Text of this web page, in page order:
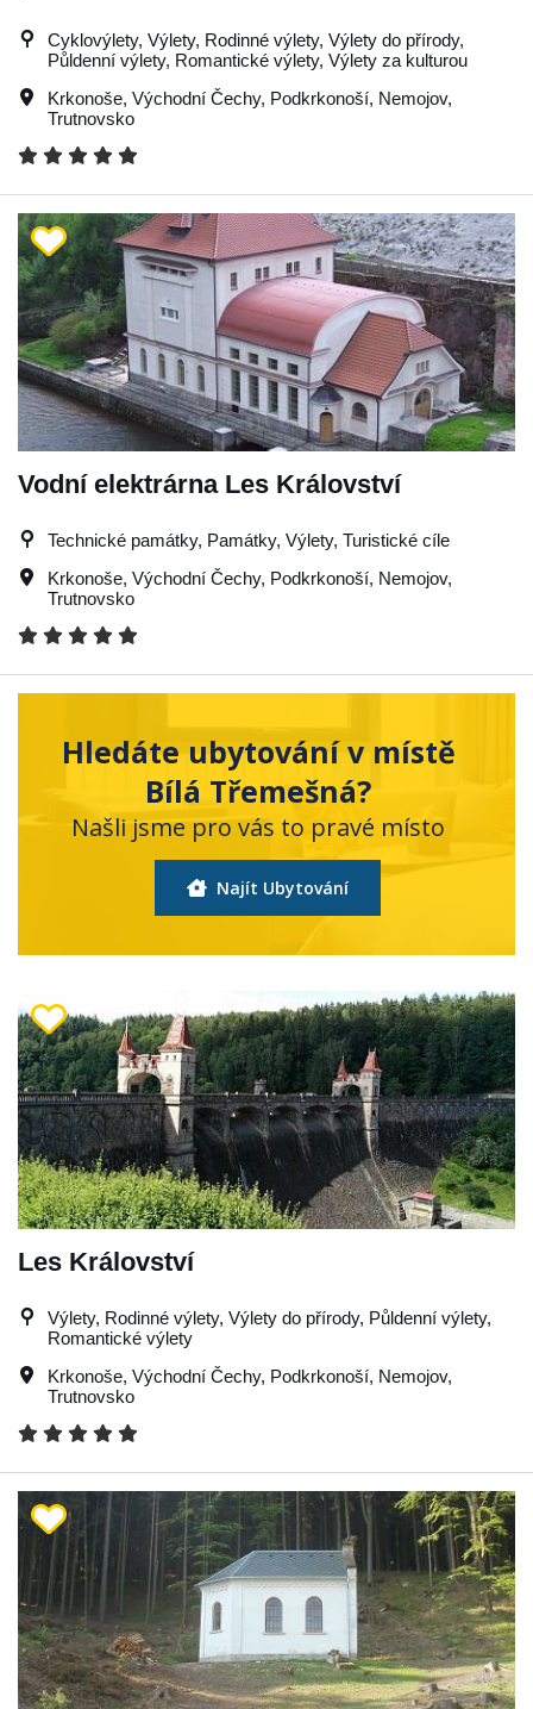
Cyklovýlety, Výlety, Rodinné výlety, Výlety do přírody,
Půldenní výlety, Romantické výlety, Výlety za kulturou
Krkonoše, Východní Čechy, Podkrkonoší, Nemojov,
Trutnovsko
Vodní elektrárna Les Království
Technické památky, Památky, Výlety, Turistické cíle
Krkonoše, Východní Čechy, Podkrkonoší, Nemojov,
Trutnovsko
Hledáte ubytování v místě
Bílá Třemešná?
Našli jsme pro vás to pravé místo
Najít Ubytování
Les Království
Výlety, Rodinné výlety, Výlety do přírody, Půldenní výlety,
Romantické výlety
Krkonoše, Východní Čechy, Podkrkonoší, Nemojov,
Trutnovsko